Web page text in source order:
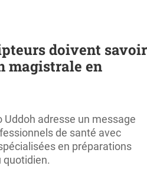
doivent savoir
magistrale en
adresse un message
de santé avec
en préparations
quotidien.